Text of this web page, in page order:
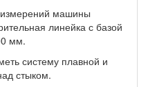
измерений машины
линейка с базой
мм.
систему плавной и
стыком.